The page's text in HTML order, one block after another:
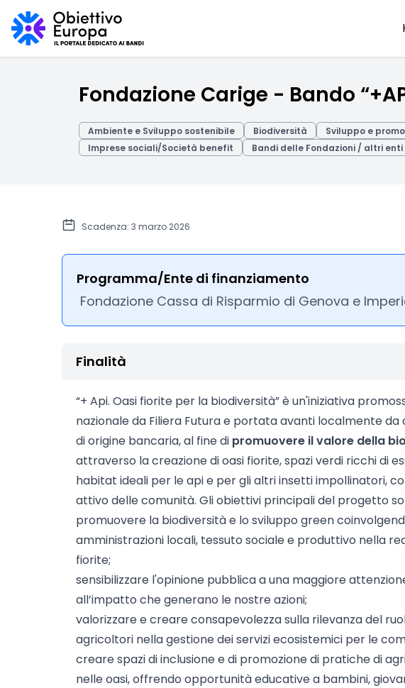
Fondazione Carige - Bando
Ambiente e Sviluppo sostenibile Biodiversità Sviluppo e
Imprese sociali/Società benefit
Bandi delle Fondazioni / altri enti
Scadenza: 3 marzo 2026
Programma/Ente di finanziamento
Fondazione Cassa di Risparmio di Genova e
Finalità
“+ Api. Oasi fiorite per la biodiversità” è un'iniziativa
nazionale da Filiera Futura e portata avanti localmente da
di origine bancaria, al fine di promuovere il valore della
attraverso la creazione di oasi fiorite, spazi verdi ricchi di
habitat ideali per le api e per gli altri insetti impollinatori,
attivo delle comunità. Gli obiettivi principali del progetto
promuovere la biodiversità e lo sviluppo green
amministrazioni locali, tessuto sociale e produttivo nella
fiorite;
sensibilizzare l'opinione pubblica a una maggiore
all’impatto che generano le nostre azioni;
valorizzare e creare consapevolezza sulla rilevanza del
agricoltori nella gestione dei servizi ecosistemici per le
creare spazi di inclusione e di promozione di pratiche di
nelle oasi, offrendo opportunità educative a bambini,